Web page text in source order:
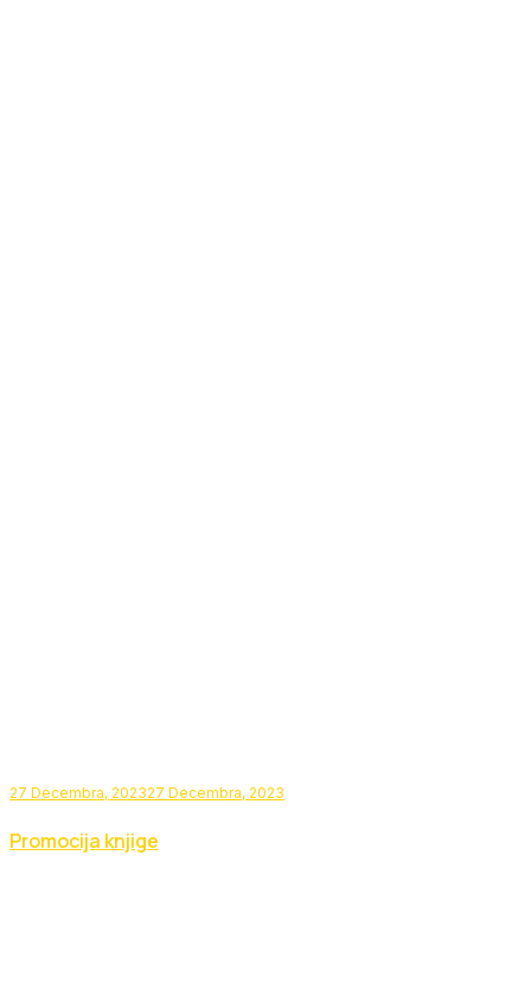
27 Decembra, 202327 Decembra, 2023
Promocija knjige